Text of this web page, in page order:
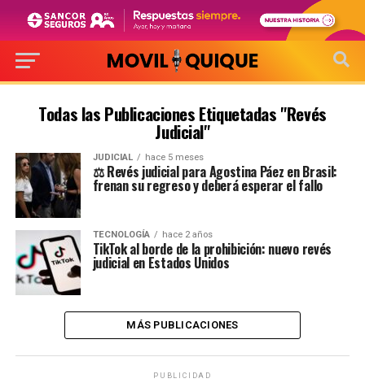
Todas las Publicaciones Etiquetadas "Revés
Judicial"
JUDICIAL hace 5 meses
⚖️ Revés judicial para Agostina Páez en Brasil:
frenan su regreso y deberá esperar el fallo
TECNOLOGÍA hace 2 años
TikTok al borde de la prohibición: nuevo revés
judicial en Estados Unidos
MÁS PUBLICACIONES
PUBLICIDAD